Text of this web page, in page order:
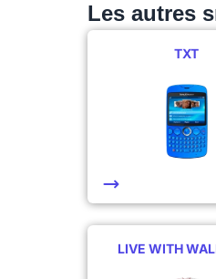
Les autres
TXT
LIVE WITH